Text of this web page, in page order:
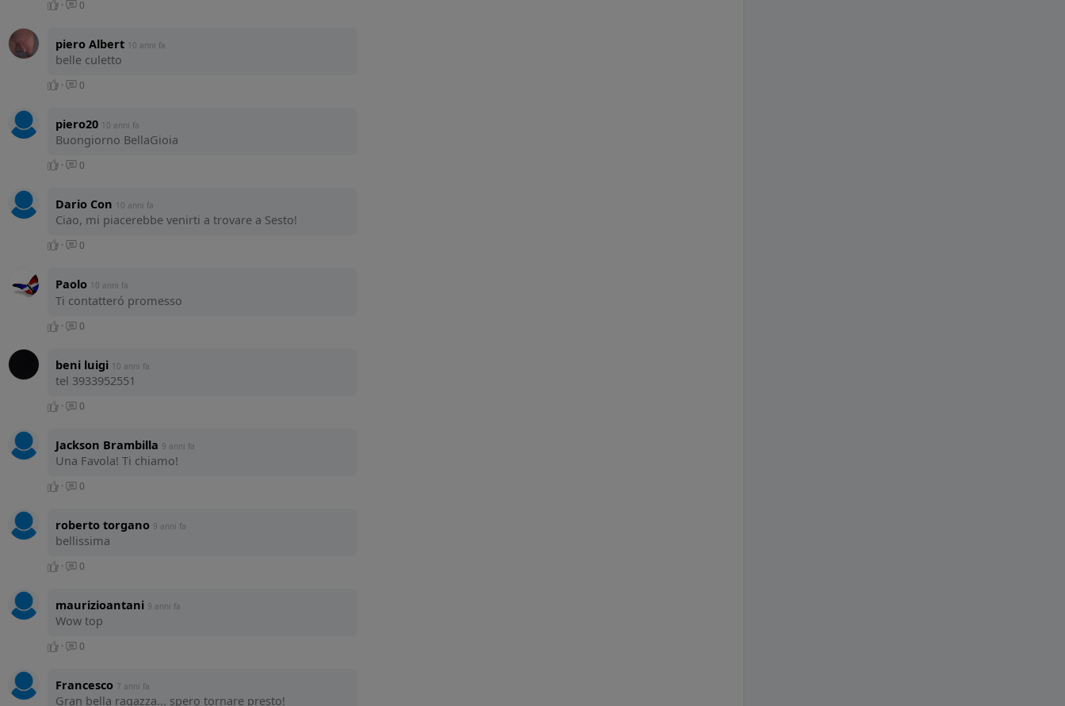
· 0
piero Albert 10 anni fa
belle culetto
· 0
piero20 10 anni fa
Buongiorno BellaGioia
· 0
Dario Con 10 anni fa
Ciao, mi piacerebbe venirti a trovare a Sesto!
· 0
Paolo 10 anni fa
Ti contatteró promesso
· 0
beni luigi 10 anni fa
tel 3933952551
· 0
Jackson Brambilla 9 anni fa
Una Favola! Ti chiamo!
· 0
roberto torgano 9 anni fa
bellissima
· 0
maurizioantani 9 anni fa
Wow top
· 0
Francesco 7 anni fa
Gran bella ragazza... spero tornare presto!